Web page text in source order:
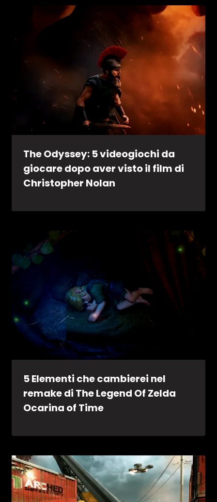
The Odyssey: 5 videogiochi da
giocare dopo aver visto il film di
Christopher Nolan
5 Elementi che cambierei nel
remake di The Legend Of Zelda
Ocarina of Time